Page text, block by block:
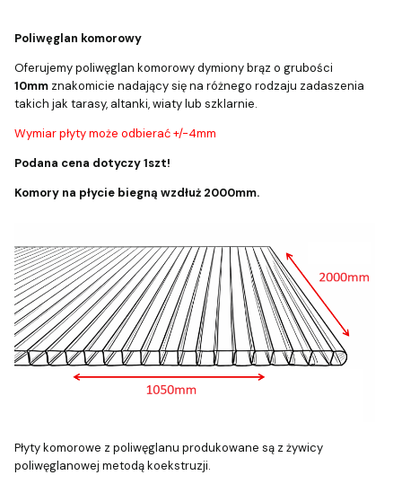
Poliwęglan komorowy
Oferujemy poliwęglan komorowy dymiony brąz o grubości
10mm znakomicie nadający się na różnego rodzaju zadaszenia
takich jak tarasy, altanki, wiaty lub szklarnie.
Wymiar płyty może odbierać +/-4mm
Podana cena dotyczy 1szt!
Komory na płycie biegną wzdłuż 2000mm.
Płyty komorowe z poliwęglanu produkowane są z żywicy
poliwęglanowej metodą koekstruzji.